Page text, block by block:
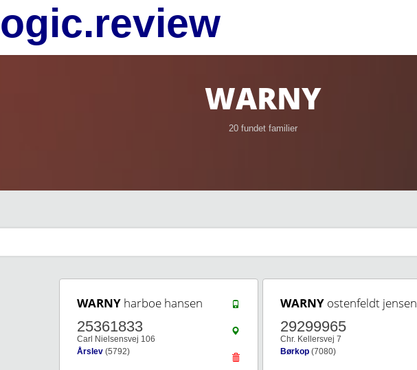
WARNY
20 fundet familier
WARNY harboe hansen
25361833
Carl Nielsensvej 106
Årslev (5792)
WARNY ostenfeldt jensen
29299965
Chr. Kellersvej 7
Børkop (7080)